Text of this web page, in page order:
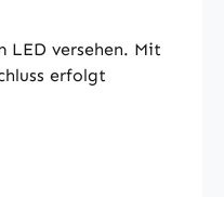
versehen. Mit
erfolgt